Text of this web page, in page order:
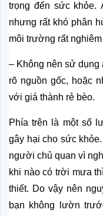
trọng đến sức khỏe.
nhưng rất khó phân
môi trường rất nghiêm
– Không nên sử dụng
rõ nguồn gốc, hoặc
với giá thành rẻ bèo.
Phía trên là một số
gây hại cho sức
người chủ quan vì
khi nào có trời mưa
thiết. Do vậy nên
bạn không lườn